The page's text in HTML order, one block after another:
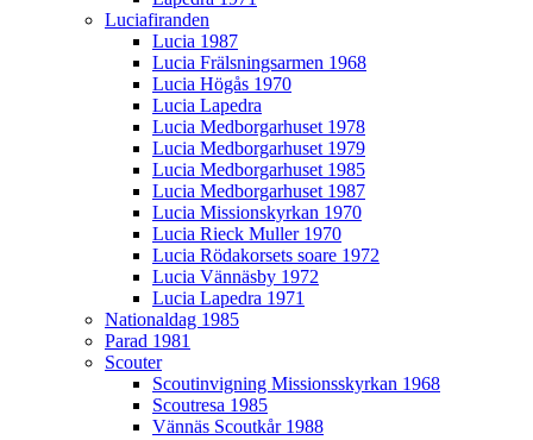
Luciafiranden
Lucia 1987
Lucia Frälsningsarmen 1968
Lucia Högås 1970
Lucia Lapedra
Lucia Medborgarhuset 1978
Lucia Medborgarhuset 1979
Lucia Medborgarhuset 1985
Lucia Medborgarhuset 1987
Lucia Missionskyrkan 1970
Lucia Rieck Muller 1970
Lucia Rödakorsets soare 1972
Lucia Vännäsby 1972
Lucia Lapedra 1971
Nationaldag 1985
Parad 1981
Scouter
Scoutinvigning Missionsskyrkan 1968
Scoutresa 1985
Vännäs Scoutkår 1988